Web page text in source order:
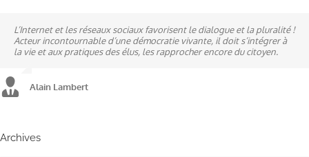
L’Internet et les réseaux sociaux favorisent le dialogue et la pluralité !
Acteur incontournable d’une démocratie vivante, il doit s’intégrer à
la vie et aux pratiques des élus, les rapprocher encore du citoyen.
Alain Lambert
Ne pas subir, mais construire son destin, telle est la philosophie qui
n’a cessé de mobiliser la ville d’Alençon, son agglomération et ses
élus.
Alain Lambert
A mes yeux, la politique est synonyme de service : un sénateur doit
être au service des élus et des communes comme un maire sait si bien
l’être au service des habitants.
Alain Lambert
Archives